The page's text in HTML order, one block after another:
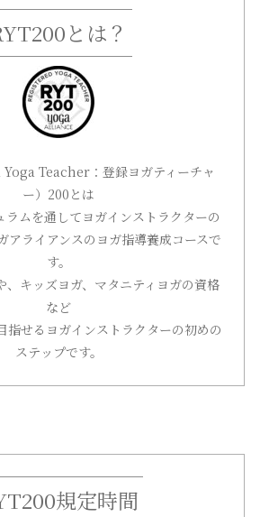
とは？
Teacher：登録ヨガティーチャ
ー）200とは
ラムを通してヨガインストラクターの
アライアンスのヨガ指導養成コースで
す。
、キッズヨガ、マタニティヨガの資格
など
指せるヨガインストラクターの初めの
ステップです。
規定時間